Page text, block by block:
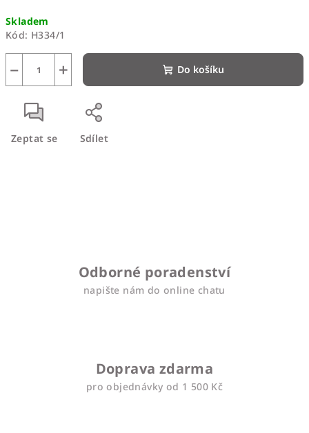
cena:
Skladem
Kód: H334/1
+
− Do košíku
Zeptat se Sdílet
Odborné poradenství
napište nám do online chatu
Doprava zdarma
pro objednávky od 1 500 Kč